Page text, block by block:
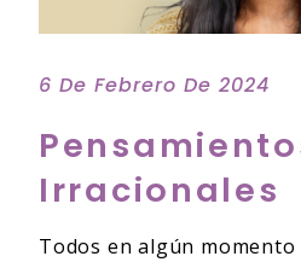
6 De Febrero De 2024
Irracionales
Todos en algún